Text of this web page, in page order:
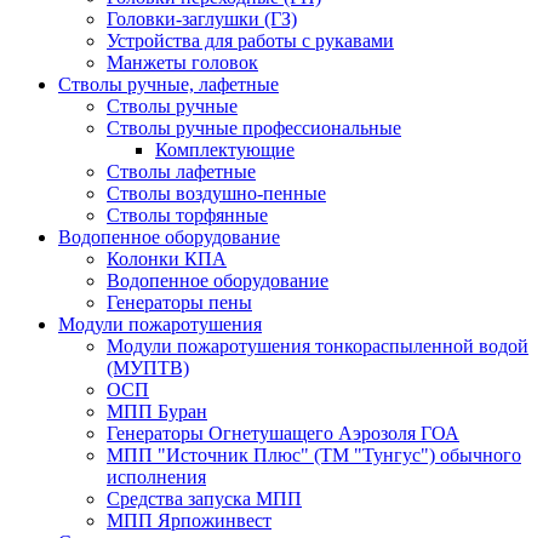
Головки-заглушки (ГЗ)
Устройства для работы с рукавами
Манжеты головок
Стволы ручные, лафетные
Стволы ручные
Стволы ручные профессиональные
Комплектующие
Стволы лафетные
Стволы воздушно-пенные
Стволы торфянные
Водопенное оборудование
Колонки КПА
Водопенное оборудование
Генераторы пены
Модули пожаротушения
Модули пожаротушения тонкораспыленной водой
(МУПТВ)
ОСП
МПП Буран
Генераторы Огнетушащего Аэрозоля ГОА
МПП "Источник Плюс" (ТМ "Тунгус") обычного
исполнения
Средства запуска МПП
МПП Ярпожинвест